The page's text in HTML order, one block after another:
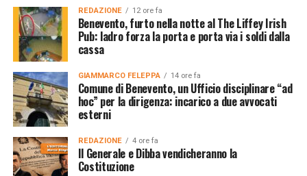
REDAZIONE 12 ore fa
Benevento, furto nella notte al The Liffey Irish
Pub: ladro forza la porta e porta via i soldi dalla
cassa
GIAMMARCO FELEPPA 14 ore fa
Comune di Benevento, un Ufficio disciplinare “ad
hoc” per la dirigenza: incarico a due avvocati
esterni
REDAZIONE 4 ore fa
Il Generale e Dibba vendicheranno la
Costituzione